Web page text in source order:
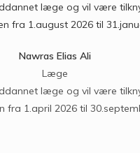
læge og vil være
fra 1.august 2026 til
Nawras Elias Ali
Læge
læge og vil være
fra 1.april 2026 til